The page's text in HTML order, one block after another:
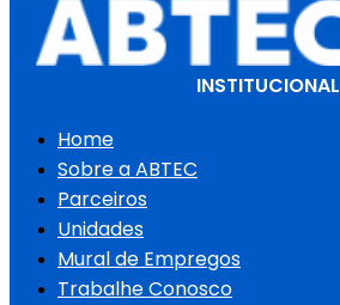
INSTITUCIONAL
Home
Sobre a ABTEC
Parceiros
Unidades
Mural de Empregos
Trabalhe Conosco